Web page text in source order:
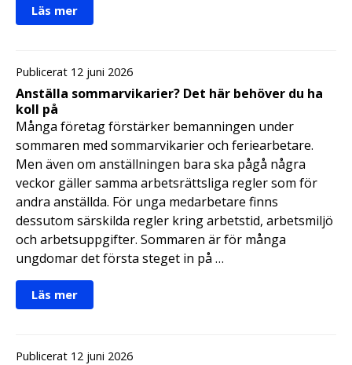
Läs mer
Publicerat 12 juni 2026
Anställa sommarvikarier? Det här behöver du ha
koll på
Många företag förstärker bemanningen under
sommaren med sommarvikarier och feriearbetare.
Men även om anställningen bara ska pågå några
veckor gäller samma arbetsrättsliga regler som för
andra anställda. För unga medarbetare finns
dessutom särskilda regler kring arbetstid, arbetsmiljö
och arbetsuppgifter. Sommaren är för många
ungdomar det första steget in på …
Läs mer
Publicerat 12 juni 2026